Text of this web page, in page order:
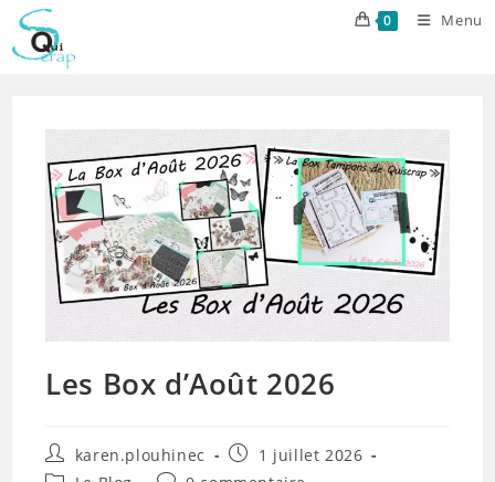
Skip
content
0 Menu
Les Box d’Août 2026
Auteur/autrice
de
karen.plouhinec
Publication
publiée :
1 juillet 2026